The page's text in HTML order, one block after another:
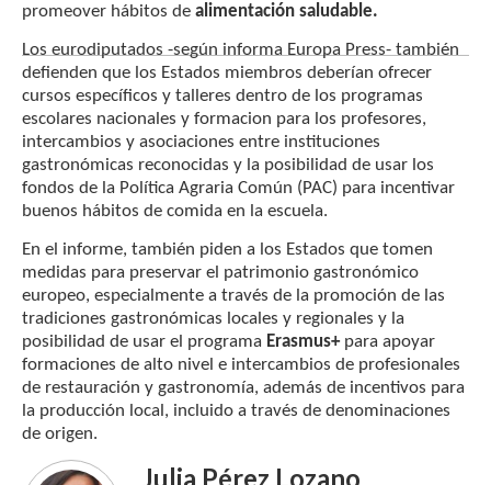
promeover hábitos de alimentación saludable.
Los eurodiputados -según informa Europa Press- también
defienden que los Estados miembros deberían ofrecer
cursos específicos y talleres dentro de los programas
escolares nacionales y formacion para los profesores,
intercambios y asociaciones entre instituciones
gastronómicas reconocidas y la posibilidad de usar los
fondos de la Política Agraria Común (PAC) para incentivar
buenos hábitos de comida en la escuela.
En el informe, también piden a los Estados que tomen
medidas para preservar el patrimonio gastronómico
europeo, especialmente a través de la promoción de las
tradiciones gastronómicas locales y regionales y la
posibilidad de usar el programa Erasmus+para apoyar
formaciones de alto nivel e intercambios de profesionales
de restauración y gastronomía, además de incentivos para
la producción local, incluido a través de denominaciones
de origen.
Julia Pérez Lozano